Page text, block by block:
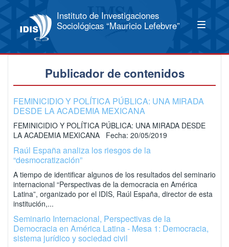
Instituto de Investigaciones
Sociológicas “Mauricio Lefebvre”
Publicador de contenidos
FEMINICIDIO Y POLÍTICA PÚBLICA: UNA MIRADA
DESDE LA ACADEMIA MEXICANA
FEMINICIDIO Y POLÍTICA PÚBLICA: UNA MIRADA DESDE
LA ACADEMIA MEXICANA Fecha: 20/05/2019
Raúl España analiza los riesgos de la
“desmocratización”
A tiempo de identificar algunos de los resultados del seminario
internacional “Perspectivas de la democracia en América
Latina”, organizado por el IDIS, Raúl España, director de esta
institución,...
Seminario Internacional, Perspectivas de la
Democracia en América Latina - Mesa 1: Democracia,
sistema jurídico y sociedad civil